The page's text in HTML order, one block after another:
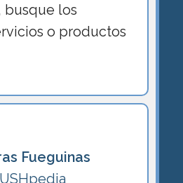
busque los
o productos
Fueguinas
USHpedia